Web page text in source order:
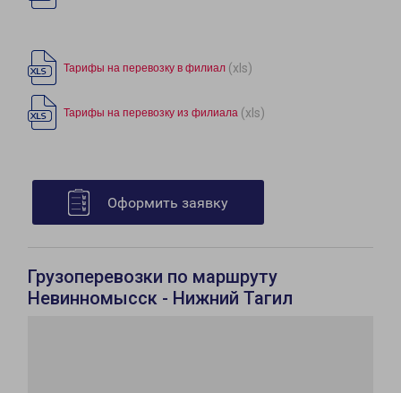
Тарифы на перевозку в филиал (xls)
Тарифы на перевозку из филиала (xls)
Оформить заявку
Грузоперевозки по маршруту
Невинномысск - Нижний Тагил